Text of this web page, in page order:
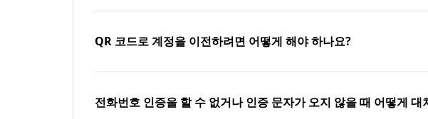
QR 코드로 계정을 이전하려면 어떻게 해야 하나요?
전화번호 인증을 할 수 없거나 인증 문자가 오지 않을 때 어떻게 대